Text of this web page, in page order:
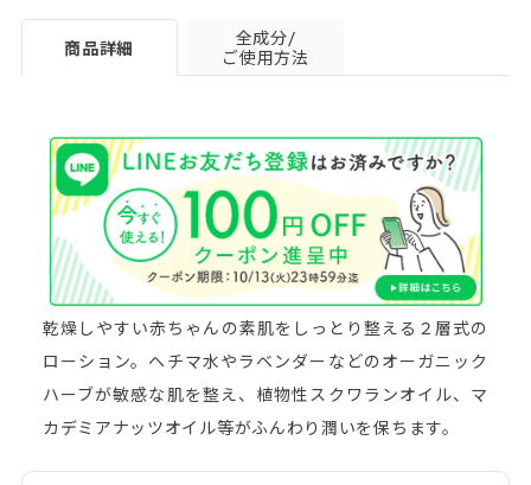
詳細はこちら＞
商品詳細
全成分/
ご使用方法
乾燥しやすい赤ちゃんの素肌をしっとり整える２層式の
ローション。ヘチマ水やラベンダーなどのオーガニック
ハーブが敏感な肌を整え、植物性スクワランオイル、マ
カデミアナッツオイル等がふんわり潤いを保ちます。